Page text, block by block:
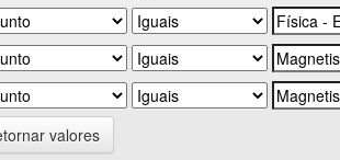
valores